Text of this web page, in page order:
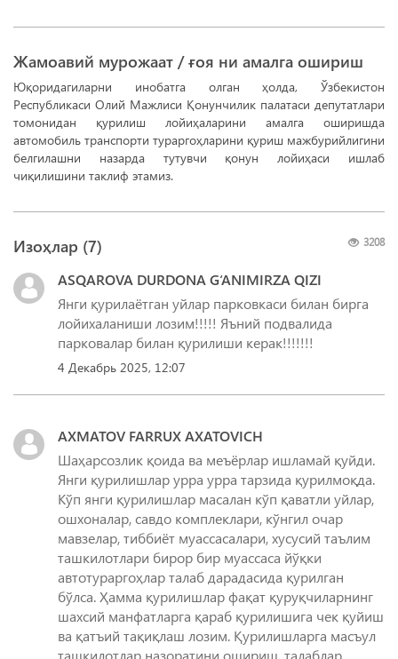
Жамоавий мурожаат / ғоя ни амалга ошириш
Юқоридагиларни инобатга олган ҳолда, Ўзбекистон
Республикаси Олий Мажлиси Қонунчилик палатаси депутатлари
томонидан қурилиш лойиҳаларини амалга оширишда
автомобиль транспорти тураргоҳларини қуриш мажбурийлигини
белгилашни назарда тутувчи қонун лойиҳаси ишлаб
чиқилишини таклиф этамиз.
3208
Изоҳлар (7)
ASQAROVA DURDONA G‘ANIMIRZA QIZI
Янги қурилаётган уйлар парковкаси билан бирга
лойихаланиши лозим!!!!! Яъний подвалида
парковалар билан қурилиши керак!!!!!!!
4 Декабрь 2025, 12:07
AXMATOV FARRUX AXATOVICH
Шаҳарсозлик қоида ва меъёрлар ишламай қуйди.
Янги қурилишлар урра урра тарзида қурилмоқда.
Кўп янги қурилишлар масалан кўп қаватли уйлар,
ошхоналар, савдо комплеклари, кўнгил очар
мавзелар, тиббиёт муассасалари, хусусий таълим
ташкилотлари бирор бир муассаса йўқки
автотураргоҳлар талаб дарадасида қурилган
бўлса. Ҳамма қурилишлар фақат қуруқчиларнинг
шахсий манфатларга қараб қурилишига чек қуйиш
ва қатъий тақиқлаш лозим. Қурилишларга масъул
ташкилотлар назоратини ошириш, талаблар